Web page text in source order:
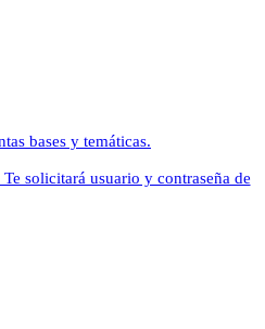
bases y temáticas.
solicitará usuario y contraseña de